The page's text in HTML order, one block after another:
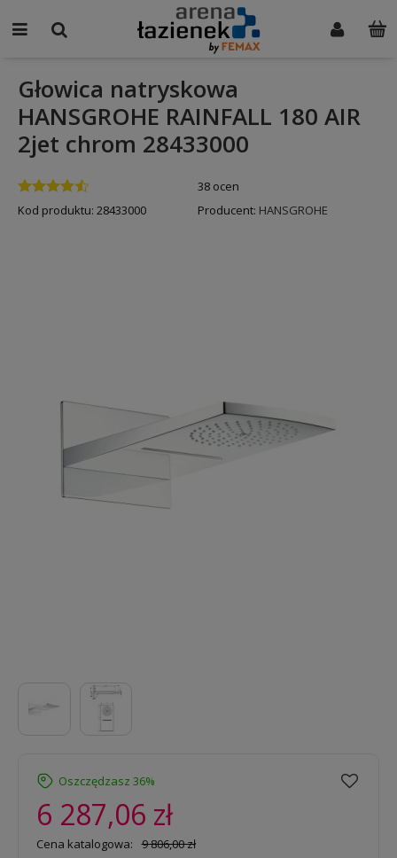
Głowica natryskowa
HANSGROHE RAINFALL 180 AIR
2jet chrom 28433000
38 ocen
Kod produktu: 28433000 Producent: HANSGROHE
Oszczędzasz 36%
6 287,06 zł
Cena katalogowa: 9 806,00 zł